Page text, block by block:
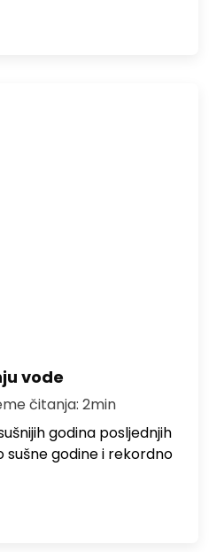
vode
čitanja: 2min
godina posljednjih
sušne godine i rekordno